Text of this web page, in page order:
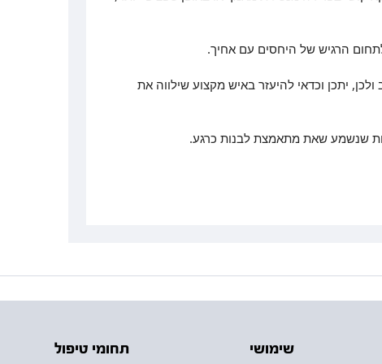
הרגיש של היחסים עם אחיך.
יתכן וכדאי להיעזר באיש מקצוע שילווה את
שנשמע שאת מתאמצת לבנות כרגע.
שימושי תחומי טיפול